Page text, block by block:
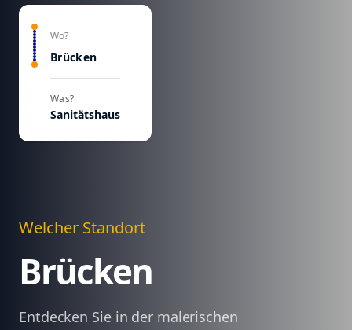
Wo?
Brücken
Was?
Sanitätshaus
Welcher Standort
Brücken
Entdecken Sie in der malerischen